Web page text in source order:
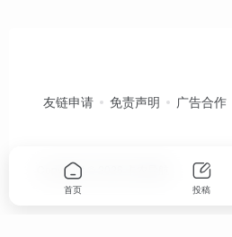
友链申请 免责声明 广告合作
Copyright © 2026
首页 投稿